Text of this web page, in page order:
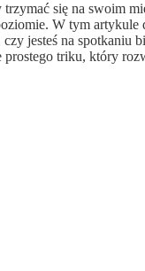
się na swoim
W tym artykule
jesteś na spotkaniu
triku, który